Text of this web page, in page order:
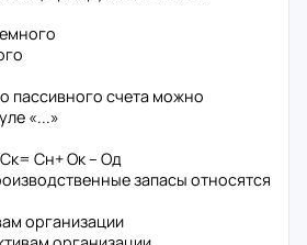
пассивного счета можно
«...»
Сн+ Ок – Од
запасы относятся
организации